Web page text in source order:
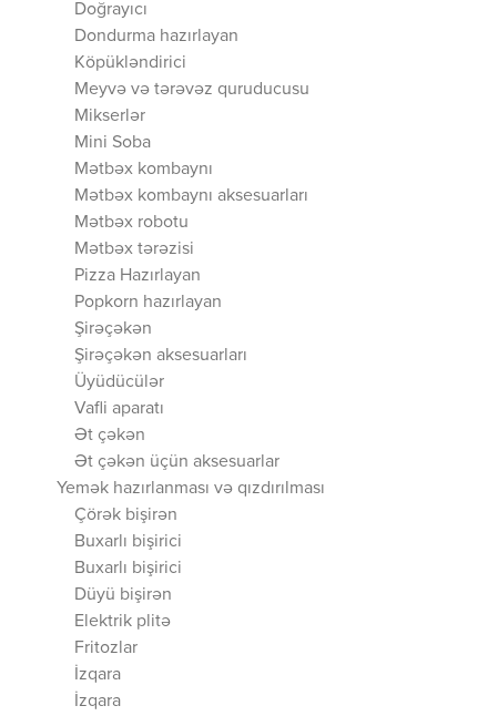
Doğrayıcı
Dondurma hazırlayan
Köpükləndirici
Meyvə və tərəvəz quruducusu
Mikserlər
Mini Soba
Mətbəx kombaynı
Mətbəx kombaynı aksesuarları
Mətbəx robotu
Mətbəx tərəzisi
Pizza Hazırlayan
Popkorn hazırlayan
Şirəçəkən
Şirəçəkən aksesuarları
Üyüdücülər
Vafli aparatı
Ət çəkən
Ət çəkən üçün aksesuarlar
Yemək hazırlanması və qızdırılması
Çörək bişirən
Buxarlı bişirici
Buxarlı bişirici
Düyü bişirən
Elektrik plitə
Fritozlar
İzqara
İzqara